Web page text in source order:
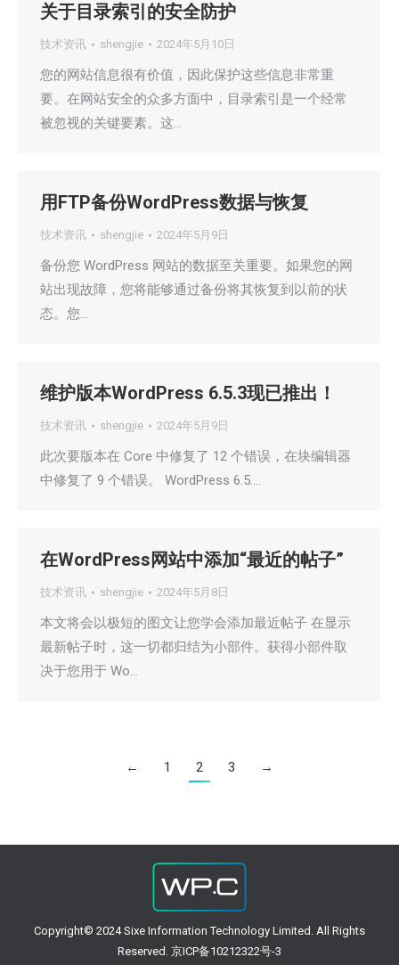
关于目录索引的安全防护
技术资讯 shengjie 2024年5月10日
您的网站信息很有价值，因此保护这些信息非常重
要。在网站安全的众多方面中，目录索引是一个经常
被忽视的关键要素。这…
用FTP备份WordPress数据与恢复
技术资讯 shengjie 2024年5月9日
备份您 WordPress 网站的数据至关重要。如果您的网
站出现故障，您将能够通过备份将其恢复到以前的状
态。您…
维护版本WordPress 6.5.3现已推出！
技术资讯 shengjie 2024年5月9日
此次要版本在 Core 中修复了 12 个错误，在块编辑器
中修复了 9 个错误。 WordPress 6.5.…
在WordPress网站中添加“最近的帖子”
技术资讯 shengjie 2024年5月8日
本文将会以极短的图文让您学会添加最近帖子 在显示
最新帖子时，这一切都归结为小部件。获得小部件取
决于您用于 Wo…
← 1 2 3 →
Copyright© 2024 Sixe Information Technology Limited. All Rights
Reserved. 京ICP备10212322号-3